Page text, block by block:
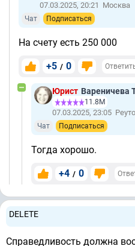
07.03.2025, 20:21 Москва
Чат Подписаться
На счету есть 250 000
+5 / 0
Юрист Вареничева
11.8М
07.03.2025, 23:05
Чат Подписаться
Тогда хорошо.
+4 / 0
DELETE
Справедливость должна